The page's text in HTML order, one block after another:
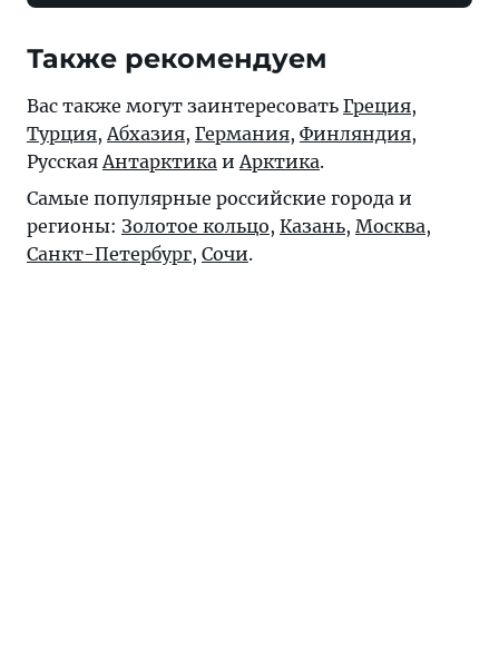
Также рекомендуем
Вас также могут заинтересовать Греция,
Турция, Абхазия, Германия, Финляндия,
Русская Антарктика и Арктика.
Самые популярные российские города и
регионы: Золотое кольцо, Казань, Москва,
Санкт-Петербург, Сочи.